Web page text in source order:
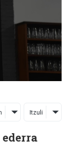
Itzuli